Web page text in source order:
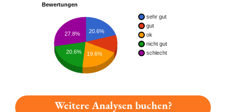
Bewertungen
sehr gut
gut
ok
nicht gut
schlecht
20.6%
27.8%
20.6% 19.6%
Weitere Analysen buchen?